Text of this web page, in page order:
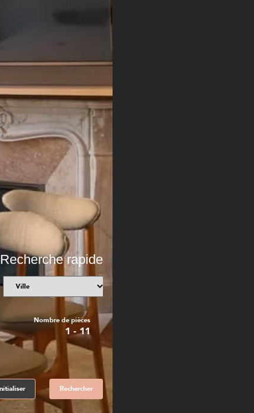
Recherche rapide
Nombre de pièces
1 -11